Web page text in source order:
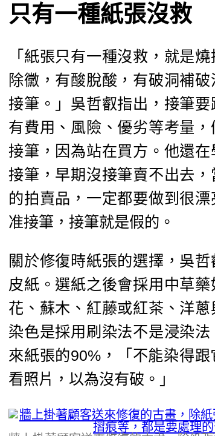
只有一種紙張沒救
「紙張只有一種沒救，就是
除黴，有酸脫酸，有破洞補
接筆。」吳哲叡指出，接筆
有費用、風險、優劣等考量
接筆，因為站在買方。他還
接筆，早期沒接筆賣不出去
的拍賣品，一定都要做到很
准接筆，接筆就是假的。
關於修復時紙張的選擇，吳
皮紙。選紙之後會採用中草
花、蘇木、紅藤或紅茶、洋蔥
染色是採用刷染法不是浸染
來紙張的90%，「不能染得
看照片，以為沒有破。」